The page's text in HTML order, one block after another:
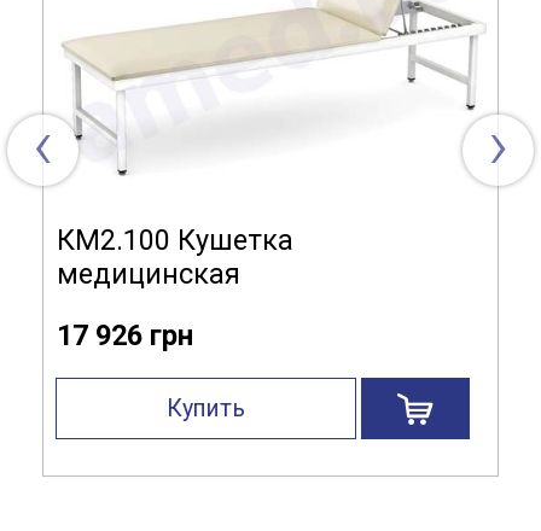
‹
КМ2.100 Кушетка
медицинская
17 926 грн
Купить
›